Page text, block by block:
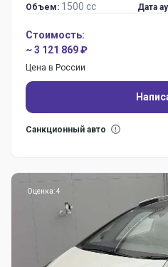
Объем: 1500 сс Дата
Стоимость:
~ 3 121 869 ₽
Цена в России
Санкционный авто
Оценка: 4